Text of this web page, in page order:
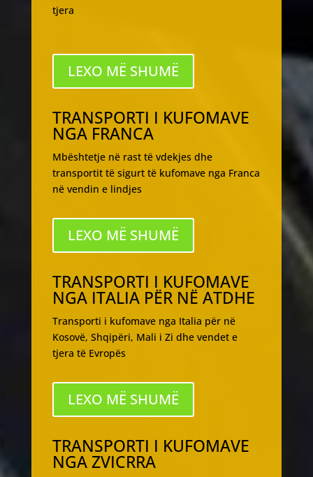
tjera
LEXO MË SHUMË
TRANSPORTI I KUFOMAVE
NGA FRANCA
Mbështetje në rast të vdekjes dhe
transportit të sigurt të kufomave nga Franca
në vendin e lindjes
LEXO MË SHUMË
TRANSPORTI I KUFOMAVE
NGA ITALIA PËR NË ATDHE
Transporti i kufomave nga Italia për në
Kosovë, Shqipëri, Mali i Zi dhe vendet e
tjera të Evropës
LEXO MË SHUMË
TRANSPORTI I KUFOMAVE
NGA ZVICRRA